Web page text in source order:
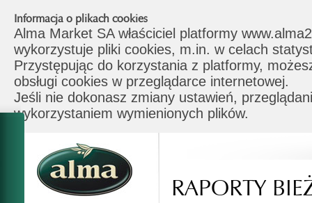
Informacja o plikach cookies
Alma Market SA właściciel platformy
wykorzystuje pliki cookies, m.in. w celach
Przystępując do korzystania z platformy,
obsługi cookies w przeglądarce internetowej.
Jeśli nie dokonasz zmiany ustawień,
wykorzystaniem wymienionych plików.
RAPORTY